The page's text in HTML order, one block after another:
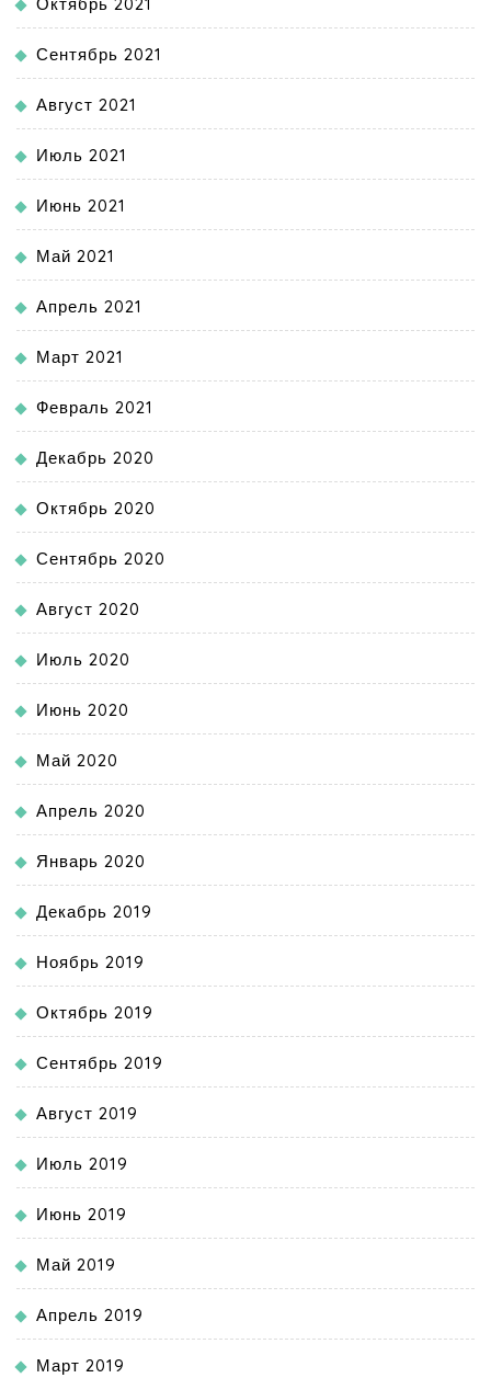
Сентябрь 2021
Август 2021
Июль 2021
Июнь 2021
Май 2021
Апрель 2021
Март 2021
Февраль 2021
Декабрь 2020
Октябрь 2020
Сентябрь 2020
Август 2020
Июль 2020
Июнь 2020
Май 2020
Апрель 2020
Январь 2020
Декабрь 2019
Ноябрь 2019
Октябрь 2019
Сентябрь 2019
Август 2019
Июль 2019
Июнь 2019
Май 2019
Апрель 2019
Март 2019